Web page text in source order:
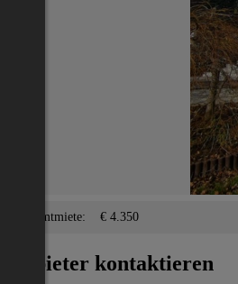
Gesamtmiete: € 4.350
Anbieter kontaktieren